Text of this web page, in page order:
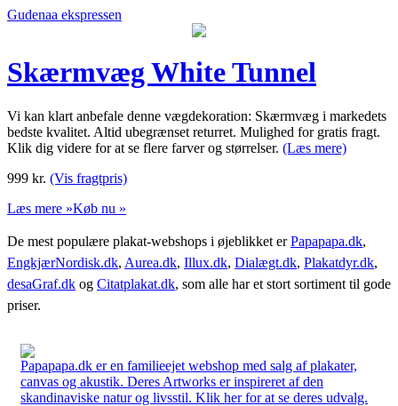
Gudenaa ekspressen
Skærmvæg White Tunnel
Vi kan klart anbefale denne vægdekoration: Skærmvæg i markedets
bedste kvalitet. Altid ubegrænset returret. Mulighed for gratis fragt.
Klik dig videre for at se flere farver og størrelser. (Læs mere)
999 kr. (Vis fragtpris)
Læs mere »Køb nu »
De mest populære plakat-webshops i øjeblikket erPapapapa.dk,
EngkjærNordisk.dk, Aurea.dk, Illux.dk, Dialægt.dk, Plakatdyr.dk,
desaGraf.dk og Citatplakat.dk, som alle har et stort sortiment til gode
priser.
Papapapa.dk er en familieejet webshop med salg af plakater,
canvas og akustik. Deres Artworks er inspireret af den
skandinaviske natur og livsstil. Klik her for at se deres udvalg.